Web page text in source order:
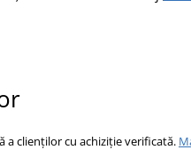
a clienților cu achiziție verificată.